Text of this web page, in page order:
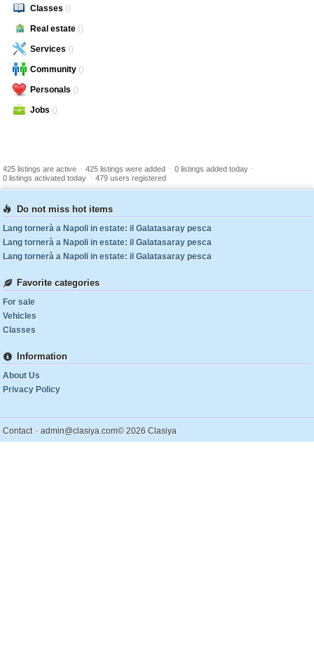
Classes ()
Real estate ()
Services ()
Community ()
Personals ()
Jobs ()
425 listings are active - 425 listings were added - 0 listings added today -
0 listings activated today - 479 users registered
Do not miss hot items
Lang tornerà a Napoli in estate: il Galatasaray pesca
Lang tornerà a Napoli in estate: il Galatasaray pesca
Lang tornerà a Napoli in estate: il Galatasaray pesca
Favorite categories
For sale
Vehicles
Classes
Information
About Us
Privacy Policy
Contact . admin@clasiya.com© 2026 Clasiya